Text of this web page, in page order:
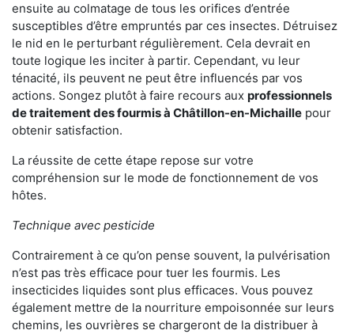
ensuite au colmatage de tous les orifices d’entrée
susceptibles d’être empruntés par ces insectes. Détruisez
le nid en le perturbant régulièrement. Cela devrait en
toute logique les inciter à partir. Cependant, vu leur
ténacité, ils peuvent ne peut être influencés par vos
actions. Songez plutôt à faire recours aux professionnels
de traitement des fourmis à Châtillon-en-Michaille pour
obtenir satisfaction.
La réussite de cette étape repose sur votre
compréhension sur le mode de fonctionnement de vos
hôtes.
Technique avec pesticide
Contrairement à ce qu’on pense souvent, la pulvérisation
n’est pas très efficace pour tuer les fourmis. Les
insecticides liquides sont plus efficaces. Vous pouvez
également mettre de la nourriture empoisonnée sur leurs
chemins, les ouvrières se chargeront de la distribuer à